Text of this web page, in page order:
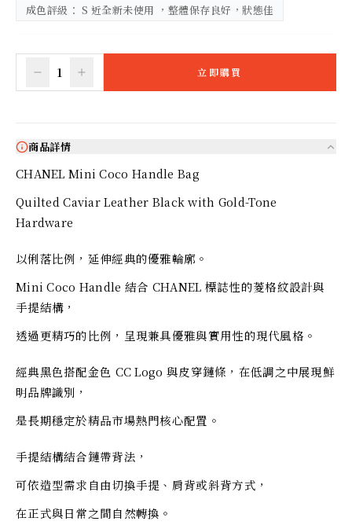
成色評級： S 近全新未使用 ，整體保存良好，狀態佳
1 立即購買
商品詳情
CHANEL Mini Coco Handle Bag
Quilted Caviar Leather Black with Gold-Tone
Hardware
以俐落比例，延伸經典的優雅輪廓。
Mini Coco Handle 結合 CHANEL 標誌性的菱格紋設計與
手提結構，
透過更精巧的比例，呈現兼具優雅與實用性的現代風格。
經典黑色搭配金色 CC Logo 與皮穿鏈條，在低調之中展現鮮
明品牌識別，
是長期穩定於精品市場熱門核心配置。
手提結構結合鏈帶背法，
可依造型需求自由切換手提、肩背或斜背方式，
在正式與日常之間自然轉換。